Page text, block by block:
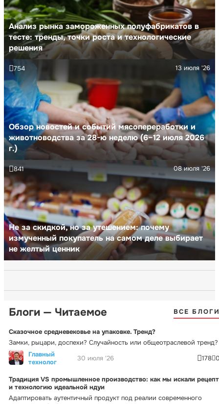
Анализ рынка замороженных полуфабрикатов в
тесте: тренды, точки роста и технологические
решения
Обзор новостей и событий мясопереработки и
животноводства за 28-ю неделю (6–12 июля 2026
г.)
13 июля '26
754
Не за скидкой, но за утешением: почему
измученный покупатель на самом деле выбирает
не желтый ценник
08 июля '26
841
Блоги — Читаемое ВСЕ
Сказочное средневековье на упаковке. Тренд?
Замки, рыцари, доспехи? Случайность или общеотраслевой тренд?
Главный
технолог
30 июля '26 178
Традиция VS промышленное производство: как мы искали рецепт
и технологию идеальной ндуи
Адаптировать аутентичный продукт под реалии современного